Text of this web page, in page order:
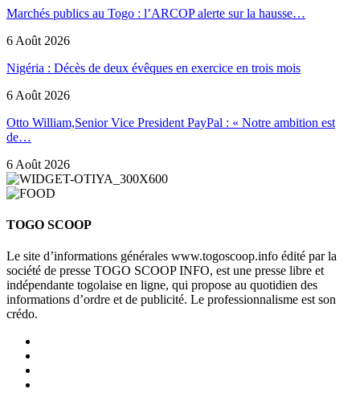
Marchés publics au Togo : l’ARCOP alerte sur la hausse…
6 Août 2026
Nigéria : Décès de deux évêques en exercice en trois mois
6 Août 2026
Otto William,Senior Vice President PayPal : « Notre ambition est
de…
6 Août 2026
TOGO SCOOP
Le site d’informations générales www.togoscoop.info édité par la
société de presse TOGO SCOOP INFO, est une presse libre et
indépendante togolaise en ligne, qui propose au quotidien des
informations d’ordre et de publicité. Le professionnalisme est son
crédo.